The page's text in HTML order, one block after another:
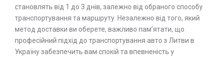
становлять від 1 до 3 днів, залежно від обраного способу
транспортування та маршруту. Незалежно від того, який
метод доставки ви оберете, важливо пам’ятати, що
професійний підхід до транспортування авто з Литви в
Україну забезпечить вам спокій та впевненість у